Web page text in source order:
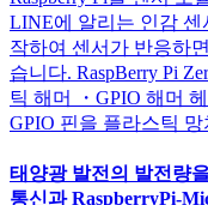
LINE에 알리는 인감 센
작하여 센서가 반응하
습니다. RaspBerry Pi
틱 해머 ・GPIO 해머
GPIO 핀을 플라스틱
태양광 발전의 발전량
통신과 RaspberryPi-